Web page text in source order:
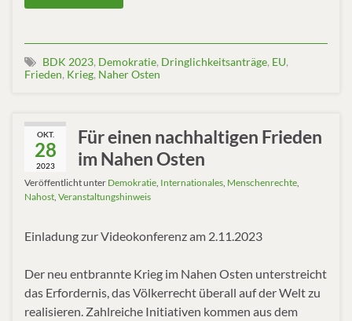
BDK 2023, Demokratie, Dringlichkeitsanträge, EU,
Frieden, Krieg, Naher Osten
OKT.
28
2023
Für einen nachhaltigen Frieden
im Nahen Osten
Veröffentlicht unter Demokratie Internationales Menschenrechte
Nahost Veranstaltungshinweis
Einladung zur Videokonferenz am 2.11.2023
Der neu entbrannte Krieg im Nahen Osten unterstreicht
das Erfordernis, das Völkerrecht überall auf der Welt zu
realisieren. Zahlreiche Initiativen kommen aus dem